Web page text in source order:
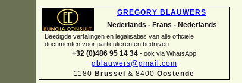
GREGORY BLAUWERS
Nederlands -Frans -Nederlands
Beëdigde vertalingen en legalisaties van alle officiële
documenten voor particulieren en bedrijven
+32 (0)486 95 14 34 - ook via WhatsApp
gblauwers@gmail.com
1180 Brussel & 8400 Oostende